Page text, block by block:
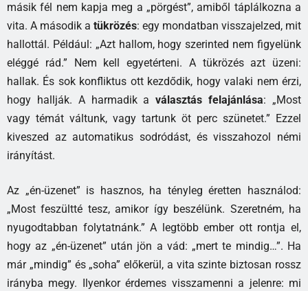
másik fél nem kapja meg a „pörgést”, amiből táplálkozna a
vita. A második a tükrözés: egy mondatban visszajelzed, mit
hallottál. Például: „Azt hallom, hogy szerinted nem figyelünk
eléggé rád.” Nem kell egyetérteni. A tükrözés azt üzeni:
hallak. És sok konfliktus ott kezdődik, hogy valaki nem érzi,
hogy hallják. A harmadik aválasztás felajánlása: „Most
vagy témát váltunk, vagy tartunk öt perc szünetet.” Ezzel
kiveszed az automatikus sodródást, és visszahozol némi
irányítást.
Az „én-üzenet” is hasznos, ha tényleg éretten használod:
„Most feszültté tesz, amikor így beszélünk. Szeretném, ha
nyugodtabban folytatnánk.” A legtöbb ember ott rontja el,
hogy az „én-üzenet” után jön a vád: „mert te mindig…”. Ha
már „mindig” és „soha” előkerül, a vita szinte biztosan rossz
irányba megy. Ilyenkor érdemes visszamenni a jelenre: mi